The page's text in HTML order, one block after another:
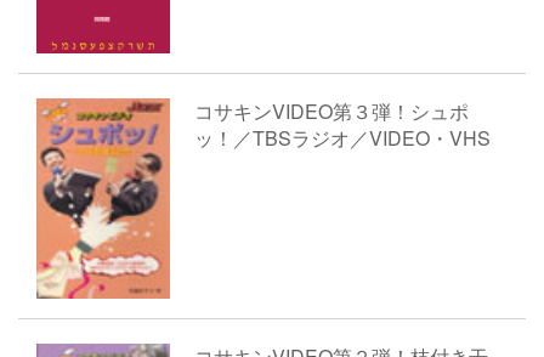
コサキンVIDEO第３弾！シュポ
ッ！／TBSラジオ／VIDEO・VHS